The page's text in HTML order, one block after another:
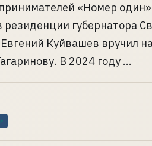
«Номер
резиденции губернатора
Евгений Куйвашев вручил
В 2024 году ...
↗